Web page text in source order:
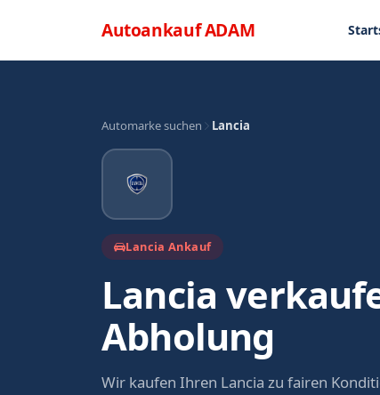
AutoankaufADAM Menü
Automarke suchen Lancia
Lancia Ankauf
Lancia
Abholung
Wir kaufen Ihren Lancia zu fairen